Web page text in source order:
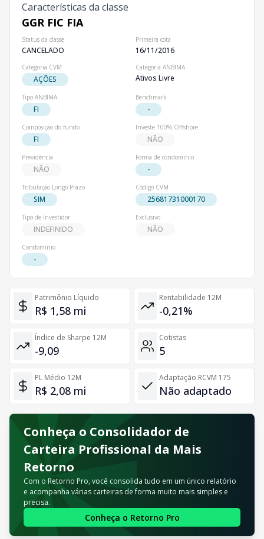
Características da classe
GGR FIC FIA
Status da classe
CANCELADO
Primeira cota
16/11/2016
Categoria CVM
AÇÕES
Categoria ANBIMA
Ativos Livre
Tipo ANBIMA
FI
Benchmark
-
Composição do fundo
FI
Investe 100% Offshore
NÃO
Previdência
NÃO
Forma de condomínio
-
Tributação Longo Prazo
SIM
Código CVM
25681731000170
Tipo de Investidor
INDEFINIDO
Exclusivo
NÃO
Condomínio
-
Patrimônio Líquido
R$ 1,58 mi
Rentabilidade 12M
-0,21%
Índice de Sharpe 12M
-9,09
Cotistas
5
PL Médio 12M
R$ 2,08 mi
Adaptação RCVM 175
Não adaptado
Conheça o Consolidador de
Carteira Profissional da Mais
Retorno
Com o Retorno Pro, você consolida tudo em um único relatório
e acompanha várias carteiras de forma muito mais simples e
precisa.
Conheça o Retorno Pro